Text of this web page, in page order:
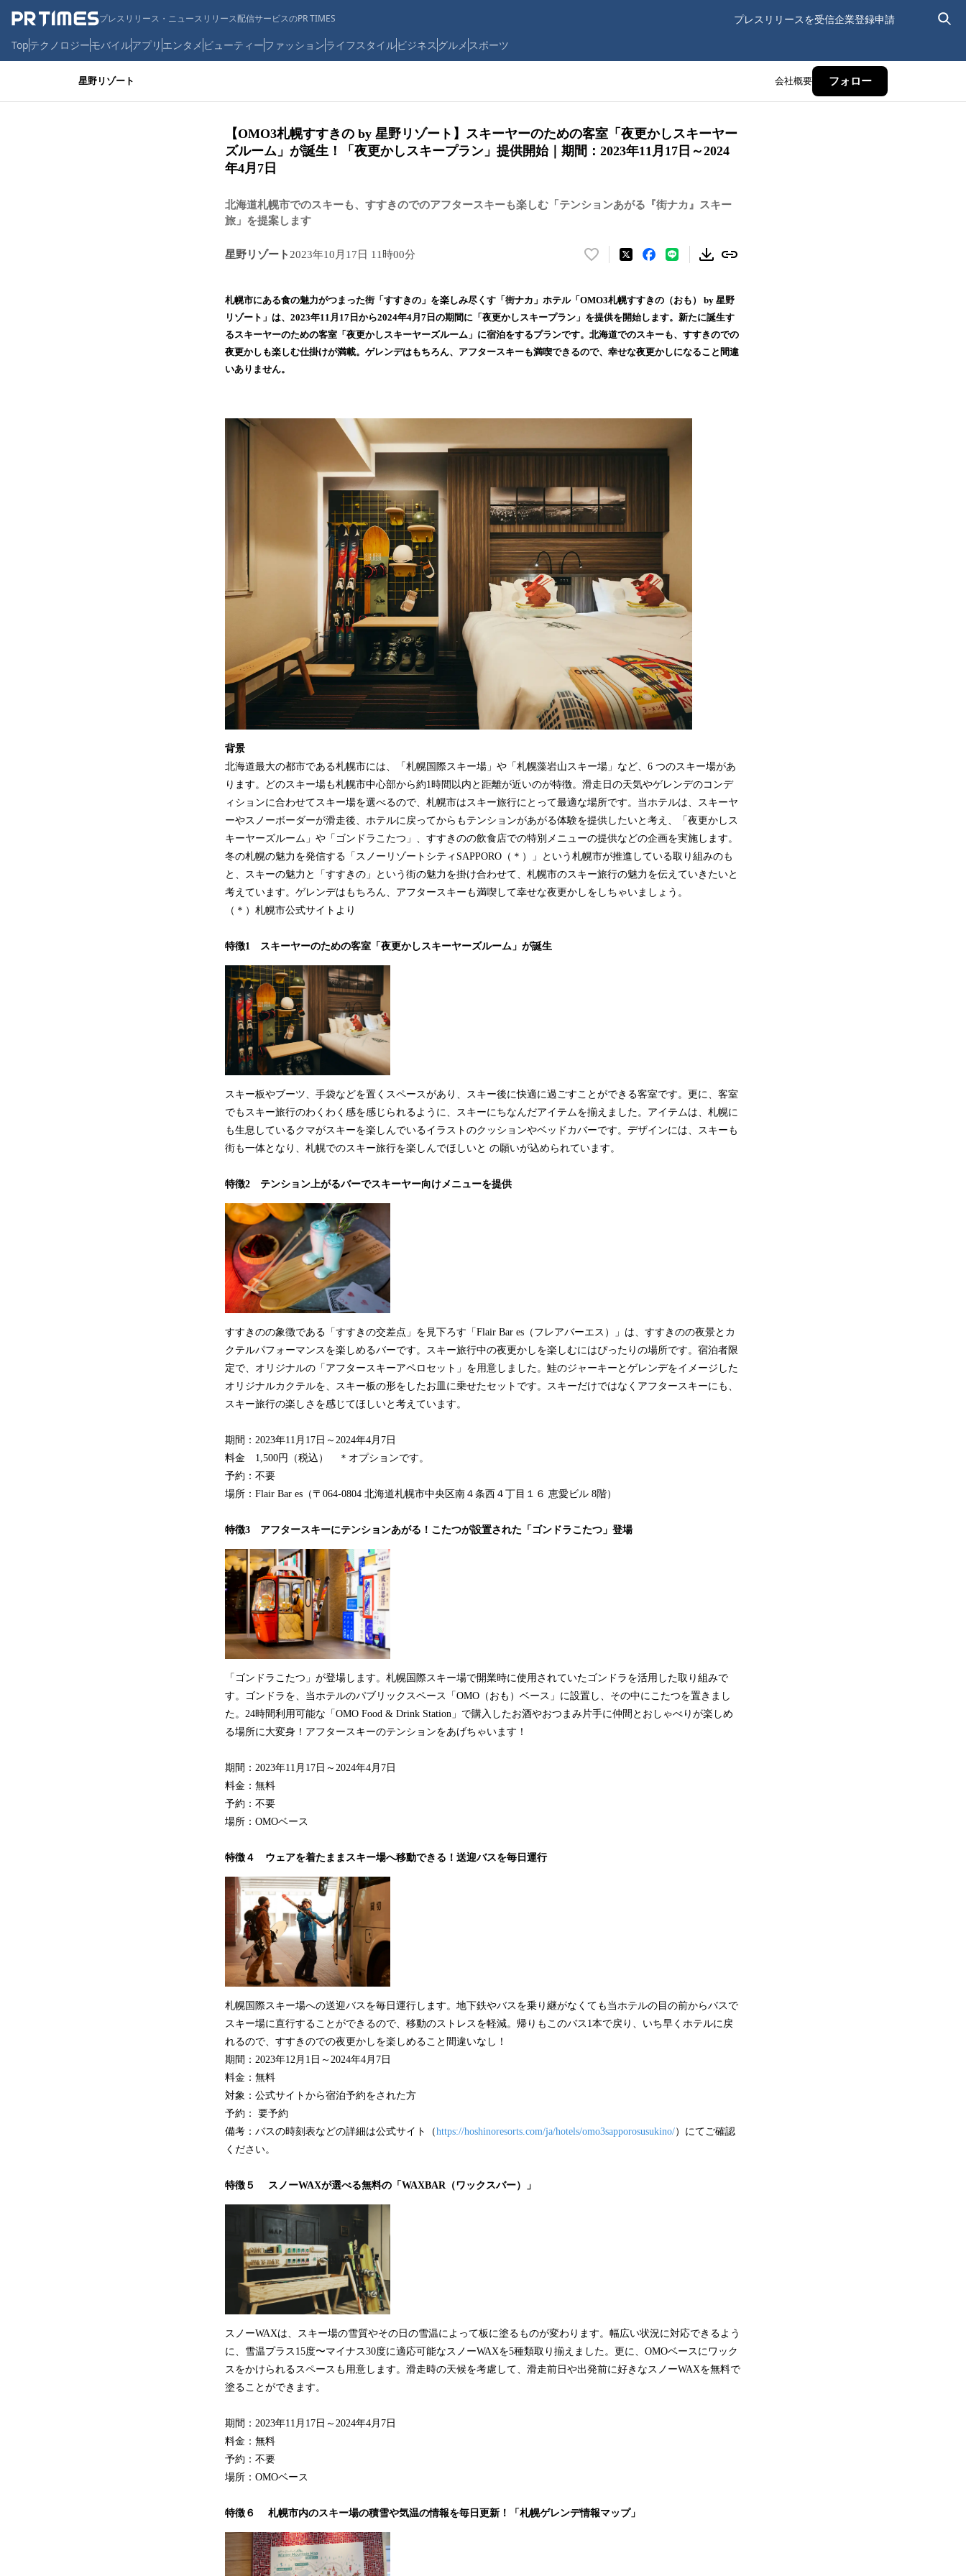
プレスリリース・ニュースリリース配信サービスのPR TIMES プレスリリースを受信企業登録申請
Topテクノロジーモバイルアプリ エンタメ ビューティーファッションライフスタイルビジネス グルメ スポーツ
星野リゾート 会社概要 フォロー
【OMO3札幌すすきの by 星野リゾート】スキーヤーのための客室「夜更かしスキーヤー
ズルーム」が誕生！「夜更かしスキープラン」提供開始｜期間：2023年11⽉17⽇～2024
年4⽉7⽇
北海道札幌市でのスキーも、すすきのでのアフタースキーも楽しむ「テンションあがる『街ナカ』スキー
旅」を提案します
星野リゾート 2023年10月17日 11時00分
い
！
数
を
読
札幌市にある⾷の魅⼒がつまった街「すすきの」を楽しみ尽くす「街ナカ」ホテル「OMO3札幌すすきの（おも） by 星野
リゾート」は、2023年11⽉17⽇から2024年4⽉7⽇の期間に「夜更かしスキープラン」を提供を開始します。新たに誕生す
るスキーヤーのための客室「夜更かしスキーヤーズルーム」に宿泊をするプランです。北海道でのスキーも、すすきのでの
夜更かしも楽しむ仕掛けが満載。ゲレンデはもちろん、アフタースキーも満喫できるので、幸せな夜更かしになること間違
いありません。
背景
北海道最大の都市である札幌市には、「札幌国際スキー場」や「札幌藻岩山スキー場」など、6 つのスキー場があ
ります。どのスキー場も札幌市中心部から約1時間以内と距離が近いのが特徴。滑走日の天気やゲレンデのコンデ
ィションに合わせてスキー場を選べるので、札幌市はスキー旅行にとって最適な場所です。当ホテルは、スキーヤ
ーやスノーボーダーが滑走後、ホテルに戻ってからもテンションがあがる体験を提供したいと考え、「夜更かしス
キーヤーズルーム」や「ゴンドラこたつ」、すすきのの飲食店での特別メニューの提供などの企画を実施します。
冬の札幌の魅力を発信する「スノーリゾートシティSAPPORO（＊）」という札幌市が推進している取り組みのも
と、スキーの魅力と「すすきの」という街の魅力を掛け合わせて、札幌市のスキー旅行の魅力を伝えていきたいと
考えています。ゲレンデはもちろん、アフタースキーも満喫して幸せな夜更かしをしちゃいましょう。
（＊）札幌市公式サイトより
特徴1 スキーヤーのための客室「夜更かしスキーヤーズルーム」が誕生
スキー板やブーツ、手袋などを置くスペースがあり、スキー後に快適に過ごすことができる客室です。更に、客室
でもスキー旅行のわくわく感を感じられるように、スキーにちなんだアイテムを揃えました。アイテムは、札幌に
も生息しているクマがスキーを楽しんでいるイラストのクッションやベッドカバーです。デザインには、スキーも
街も一体となり、札幌でのスキー旅行を楽しんでほしいと の願いが込められています。
特徴2 テンション上がるバーでスキーヤー向けメニューを提供
すすきのの象徴である「すすきの交差点」を見下ろす「Flair Bar es（フレアバーエス）」は、すすきのの夜景とカ
クテルパフォーマンスを楽しめるバーです。スキー旅行中の夜更かしを楽しむにはぴったりの場所です。宿泊者限
定で、オリジナルの「アフタースキーアペロセット」を用意しました。鮭のジャーキーとゲレンデをイメージした
オリジナルカクテルを、スキー板の形をしたお皿に乗せたセットです。スキーだけではなくアフタースキーにも、
スキー旅行の楽しさを感じてほしいと考えています。
期間：2023年11月17日～2024年4月7日
料金 1,500円（税込） ＊オプションです。
予約：不要
場所：Flair Bar es（〒064-0804 北海道札幌市中央区南４条西４丁目１６ 恵愛ビル 8階）
特徴3 アフタースキーにテンションあがる！こたつが設置された「ゴンドラこたつ」登場
「ゴンドラこたつ」が登場します。札幌国際スキー場で開業時に使用されていたゴンドラを活用した取り組みで
す。ゴンドラを、当ホテルのパブリックスペース「OMO（おも）ベース」に設置し、その中にこたつを置きまし
た。24時間利用可能な「OMO Food & Drink Station」で購入したお酒やおつまみ片手に仲間とおしゃべりが楽しめ
る場所に大変身！アフタースキーのテンションをあげちゃいます！
期間：2023年11月17日～2024年4月7日
料金：無料
予約：不要
場所：OMOベース
特徴４ ウェアを着たままスキー場へ移動できる！送迎バスを毎日運行
札幌国際スキー場への送迎バスを毎日運行します。地下鉄やバスを乗り継がなくても当ホテルの目の前からバスで
スキー場に直行することができるので、移動のストレスを軽減。帰りもこのバス1本で戻り、いち早くホテルに戻
れるので、すすきのでの夜更かしを楽しめること間違いなし！
期間：2023年12月1日～2024年4月7日
料金：無料
対象：公式サイトから宿泊予約をされた方
予約： 要予約
備考：バスの時刻表などの詳細は公式サイト（https://hoshinoresorts.com/ja/hotels/omo3sapporosusukino/）にてご確認
ください。
特徴５ スノーWAXが選べる無料の「WAXBAR（ワックスバー）」
スノーWAXは、スキー場の雪質やその日の雪温によって板に塗るものが変わります。幅広い状況に対応できるよう
に、雪温プラス15度〜マイナス30度に適応可能なスノーWAXを5種類取り揃えました。更に、OMOベースにワック
スをかけられるスペースも用意します。滑走時の天候を考慮して、滑走前日や出発前に好きなスノーWAXを無料で
塗ることができます。
期間：2023年11月17日～2024年4月7日
料金：無料
予約：不要
場所：OMOベース
特徴６ 札幌市内のスキー場の積雪や気温の情報を毎日更新！「札幌ゲレンデ情報マップ」